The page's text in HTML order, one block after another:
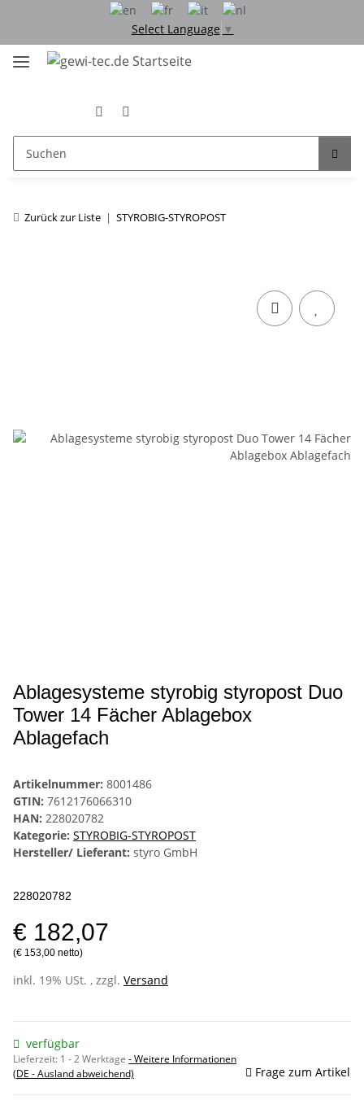
Select Language ▼
Zurück zur Liste STYROBIG-STYROPOST
Ablagesysteme styrobig styropost Duo
Tower 14 Fächer Ablagebox
Ablagefach
Artikelnummer: 8001486
GTIN: 7612176066310
HAN: 228020782
Kategorie: STYROBIG-STYROPOST
Hersteller/ Lieferant: styro GmbH
228020782
€ 182,07
(€ 153,00 netto)
inkl. 19% USt. , zzgl. Versand
verfügbar
Lieferzeit: 1 - 2 Werktage - Weitere Informationen
(DE - Ausland abweichend)
Frage zum Artikel